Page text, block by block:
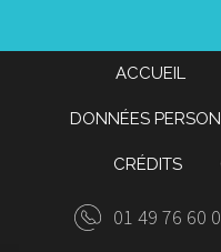
ACCUEIL
DONNÉES
CRÉDITS
01 49 76 60